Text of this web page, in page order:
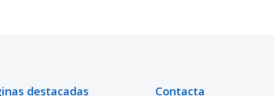
destacadas Contacta